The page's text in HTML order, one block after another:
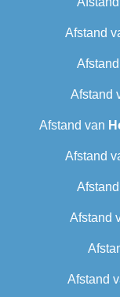
Afstand
Afstand
Afstand van
Afstand
Afstand
Afstand